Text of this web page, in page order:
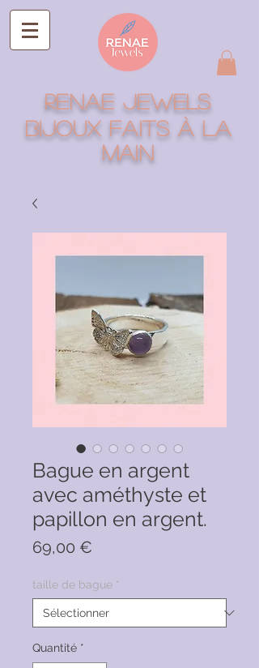
RENAE jEWELS
Bijoux faits à la
main
Bague en argent
avec améthyste et
papillon en argent.
69,00 €
taille de bague *
Quantité *